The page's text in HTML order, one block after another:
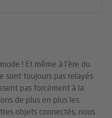
! Et même à l’ère du
sont toujours pas relayés
pas forcément à la
de plus en plus les
objets connectés, nous